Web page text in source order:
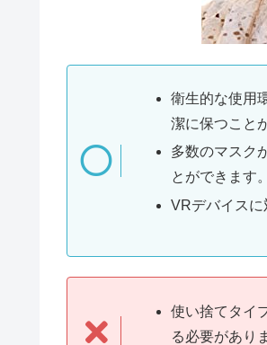
衛生的な使用
潔に保つこと
多数のマスク
とができます。
VRデバイスに
使い捨てタイ
る必要があり